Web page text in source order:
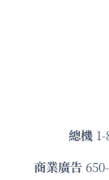
總機
商業廣告